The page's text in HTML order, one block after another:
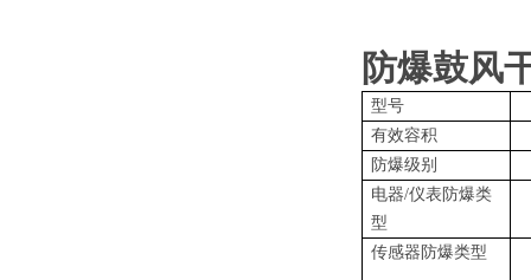
防爆鼓风
型号
有效容积
防爆级别
电器/仪表防爆类
型
传感器防爆类型